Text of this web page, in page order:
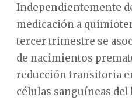
Independientemente
medicación a
tercer trimestre se
de nacimientos
reducción transitoria
células sanguíneas del